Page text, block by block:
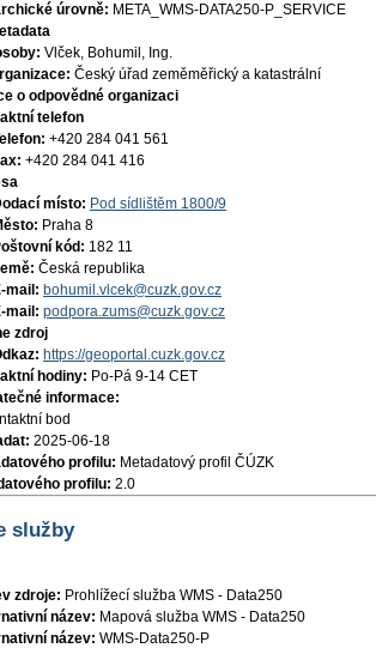
úrovně: META_WMS-DATA250-P_SERVICE
Vlček, Bohumil, Ing.
Český úřad zeměměřický a katastrální
o odpovědné organizaci
telefon
+420 284 041 561
+420 284 041 416
místo: Pod sídlištěm 1800/9
Praha 8
kód: 182 11
Česká republika
mail: bohumil.vlcek@cuzk.gov.cz
mail: podpora.zums@cuzk.gov.cz
zdroj
https://geoportal.cuzk.gov.cz
hodiny: Po-Pá 9-14 CET
informace:
bod
2025-06-18
profilu: Metadatový profil ČÚZK
profilu: 2.0
služby
zdroje: Prohlížecí služba WMS - Data250
název: Mapová služba WMS - Data250
název: WMS-Data250-P